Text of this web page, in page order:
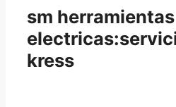
sm herramientas
kress